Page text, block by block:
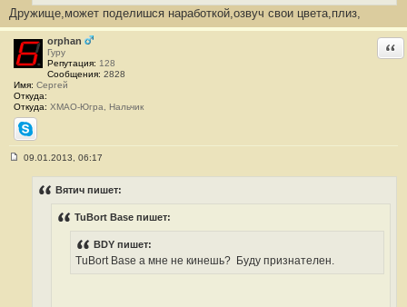
Дружище,может поделишся наработкой,озвуч свои цвета,плиз,
orphan
Гуру
Репутация: 128
Сообщения: 2828
Имя: Сергей
Откуда:
Откуда: ХМАО-Югра, Нальчик
Skype
09.01.2013, 06:17
Вятич пишет:
TuBort Base пишет:
BDY пишет:
TuBort Base а мне не кинешь? Буду признателен.